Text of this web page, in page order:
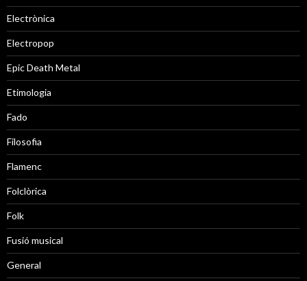
Electrònica
Electropop
Epic Death Metal
Etimologia
Fado
Filosofia
Flamenc
Folclòrica
Folk
Fusió musical
General